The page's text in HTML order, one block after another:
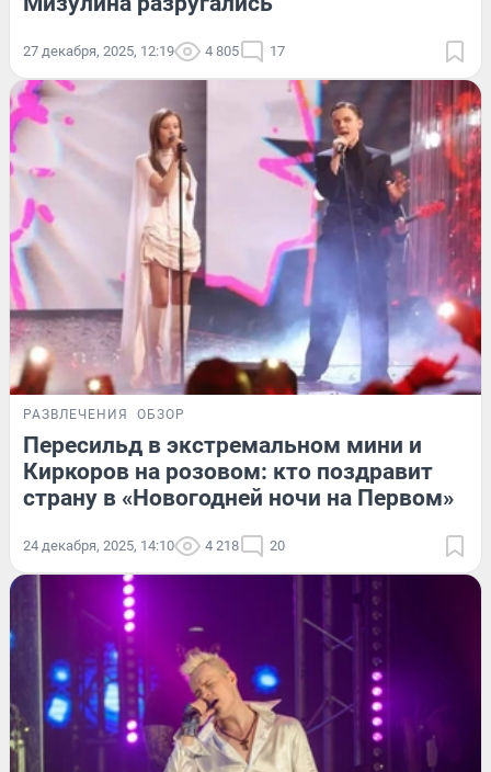
27 декабря, 2025, 12:19 4 805 17
РАЗВЛЕЧЕНИЯ ОБЗОР
Пересильд в экстремальном мини и
Киркоров на розовом: кто поздравит
страну в «Новогодней ночи на Первом»
24 декабря, 2025, 14:10 4 218 20